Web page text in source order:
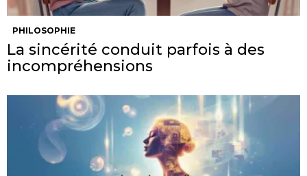
PHILOSOPHIE
La sincérité conduit parfois à des
incompréhensions